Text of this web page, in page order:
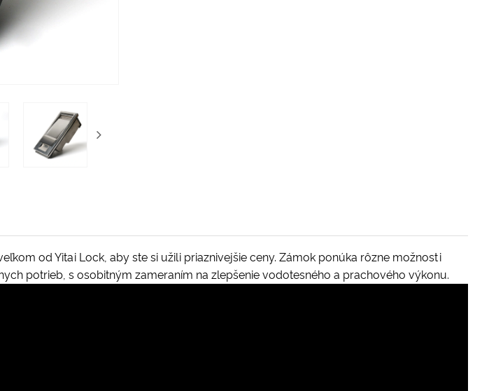
od Yitai Lock, aby ste si užili priaznivejšie ceny. Zámok ponúka rôzne možnosti
potrieb, s osobitným zameraním na zlepšenie vodotesného a prachového výkonu.